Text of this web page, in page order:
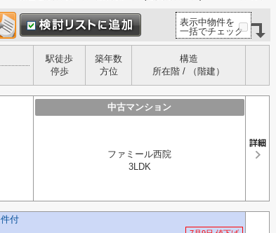
表示中物件を
一括でチェック
駅徒歩
停歩
築年数
方位
構造
所在階 / （階建）
中古マンション
ファミール西院
3LDK
付